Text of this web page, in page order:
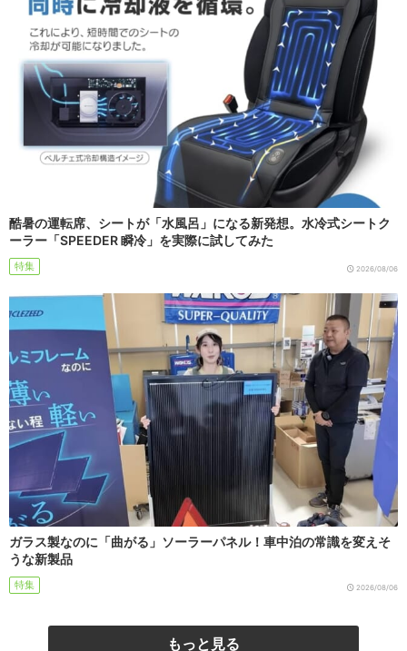
酷暑の運転席、シートが「水風呂」になる新発想。水冷式シートク
ーラー「SPEEDER 瞬冷」を実際に試してみた
特集 2026/08/06
ガラス製なのに「曲がる」ソーラーパネル！車中泊の常識を変えそ
うな新製品
特集 2026/08/06
もっと見る